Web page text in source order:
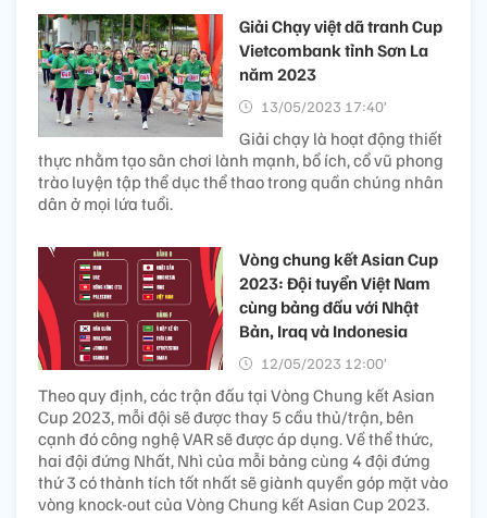
Giải Chạy việt dã tranh Cup
Vietcombank tỉnh Sơn La
năm 2023
13/05/2023 17:40’
Giải chạy là hoạt động thiết
thực nhằm tạo sân chơi lành mạnh, bổ ích, cổ vũ phong
trào luyện tập thể dục thể thao trong quần chúng nhân
dân ở mọi lứa tuổi.
Vòng chung kết Asian Cup
2023: Đội tuyển Việt Nam
cùng bảng đấu với Nhật
Bản, Iraq và Indonesia
12/05/2023 12:00’
Theo quy định, các trận đấu tại Vòng Chung kết Asian
Cup 2023, mỗi đội sẽ được thay 5 cầu thủ/trận, bên
cạnh đó công nghệ VAR sẽ được áp dụng. Về thể thức,
hai đội đứng Nhất, Nhì của mỗi bảng cùng 4 đội đứng
thứ 3 có thành tích tốt nhất sẽ giành quyền góp mặt vào
vòng knock-out của Vòng Chung kết Asian Cup 2023.